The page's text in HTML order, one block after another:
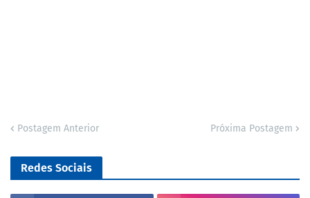
Postagem Anterior Próxima Postagem
Redes Sociais